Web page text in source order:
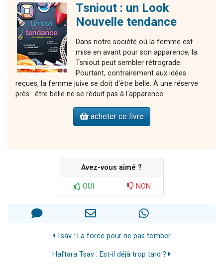
Tsniout : un Look
Nouvelle tendance
Dans notre société où la femme est
mise en avant pour son apparence, la
Tsniout peut sembler rétrograde.
Pourtant, contrairement aux idées
reçues, la femme juive se doit d'être belle. A une réserve
près : être belle ne se réduit pas à l'apparence.
acheter ce livre
Avez-vous aimé ?
OUI NON
Tsav : La force pour ne pas tomber
Haftara Tsav : Est-il déjà trop tard ?